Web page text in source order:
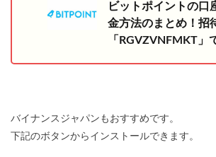
ビットポイントの口
金方法のまとめ！招
「RGVZVNFMKT」
バイナンスジャパンもおすすめです。
下記のボタンからインストールできます。